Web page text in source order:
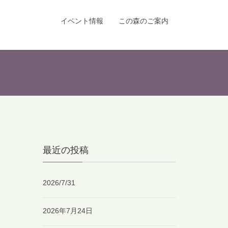
イベント情報 この森のご案内
最近の投稿
2026/7/31
2026年7月24日